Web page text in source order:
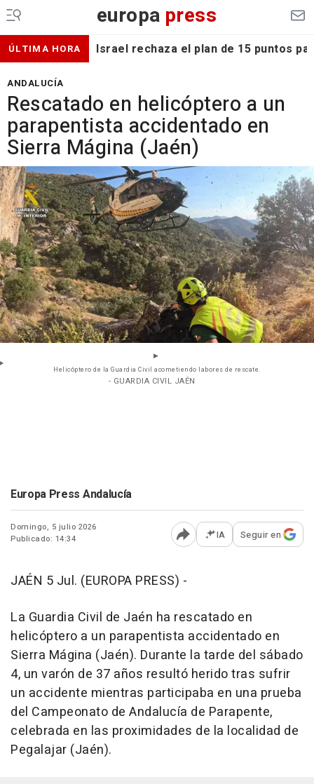
europa press
ÚLTIMA HORA Israel rechaza el plan de 15 puntos
ANDALUCÍA
Rescatado en helicóptero a un
parapentista accidentado en
Sierra Mágina (Jaén)
Helicóptero de la Guardia Civil acometiendo labores de rescate.
- GUARDIA CIVIL JAÉN
Europa Press Andalucía
Domingo, 5 julio 2026
Publicado: 14:34
Abrir opciones para
IA Seguir en
JAÉN 5 Jul. (EUROPA PRESS) -
La Guardia Civil de Jaén ha rescatado en
helicóptero a un parapentista accidentado en
Sierra Mágina (Jaén). Durante la tarde del sábado
4, un varón de 37 años resultó herido tras sufrir
un accidente mientras participaba en una prueba
del Campeonato de Andalucía de Parapente,
celebrada en las proximidades de la localidad de
Pegalajar (Jaén).